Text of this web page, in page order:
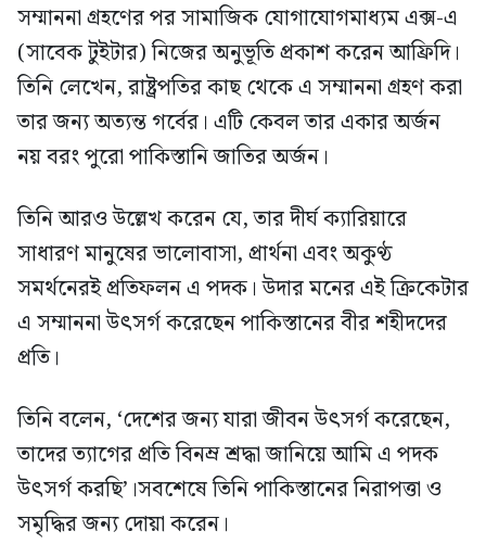
সম্মাননা গ্রহণের পর সামাজিক যোগাযোগমাধ্যম এক্স-এ
(সাবেক টুইটার) নিজের অনুভূতি প্রকাশ করেন আফ্রিদি।
তিনি লেখেন, রাষ্ট্রপতির কাছ থেকে এ সম্মাননা গ্রহণ করা
তার জন্য অত্যন্ত গর্বের। এটি কেবল তার একার অর্জন
নয় বরং পুরো পাকিস্তানি জাতির অর্জন।
তিনি আরও উল্লেখ করেন যে, তার দীর্ঘ ক্যারিয়ারে
সাধারণ মানুষের ভালোবাসা, প্রার্থনা এবং অকুণ্ঠ
সমর্থনেরই প্রতিফলন এ পদক। উদার মনের এই ক্রিকেটার
এ সম্মাননা উৎসর্গ করেছেন পাকিস্তানের বীর শহীদদের
প্রতি।
তিনি বলেন, ‘দেশের জন্য যারা জীবন উৎসর্গ করেছেন,
তাদের ত্যাগের প্রতি বিনম্র শ্রদ্ধা জানিয়ে আমি এ পদক
উৎসর্গ করছি’।সবশেষে তিনি পাকিস্তানের নিরাপত্তা ও
সমৃদ্ধির জন্য দোয়া করেন।